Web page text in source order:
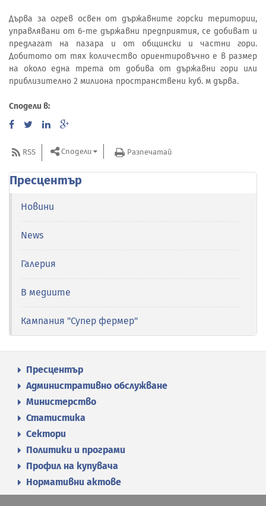
Дърва за огрев освен от държавните горски територии,
управлявани от 6-те държавни предприятия, се добиват и
предлагат на пазара и от общински и частни гори.
Добитото от тях количество ориентировъчно е в размер
на около една трета от добива от държавни гори или
приблизително 2 милиона пространствени куб. м дърва.
Сподели в:
RSS Сподели Разпечатай
Пресцентър
Новини
News
Галерия
В медиите
Кампания "Супер фермер"
Пресцентър
Административно обслужване
Министерство
Статистика
Сектори
Политики и програми
Профил на купувача
Нормативни актове